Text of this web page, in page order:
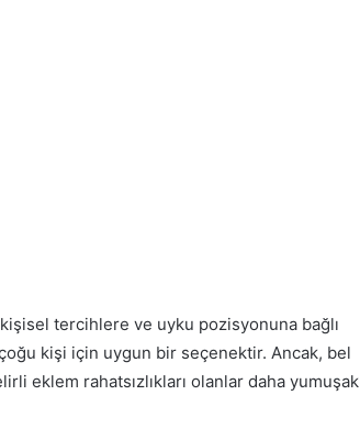
tercihlere ve uyku pozisyonuna bağlı
kişi için uygun bir seçenektir. Ancak, bel
eklem rahatsızlıkları olanlar daha yumuşak